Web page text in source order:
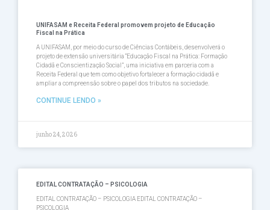
UNIFASAM e Receita Federal promovem projeto de Educação
Fiscal na Prática
A UNIFASAM, por meio do curso de Ciências Contábeis, desenvolverá o
projeto de extensão universitária “Educação Fiscal na Prática: Formação
Cidadã e Conscientização Social”, uma iniciativa em parceria com a
Receita Federal que tem como objetivo fortalecer a formação cidadã e
ampliar a compreensão sobre o papel dos tributos na sociedade.
CONTINUE LENDO »
junho 24, 2026
EDITAL CONTRATAÇÃO – PSICOLOGIA
EDITAL CONTRATAÇÃO – PSICOLOGIA EDITAL CONTRATAÇÃO –
PSICOLOGIA